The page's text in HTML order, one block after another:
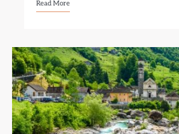
Read More